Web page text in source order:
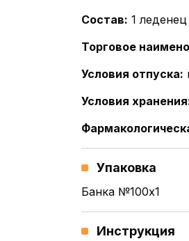
Состав: 1
Торговое
Условия отпуска:
Условия хранения
Упаковка
Банка №100x1
Инструкция